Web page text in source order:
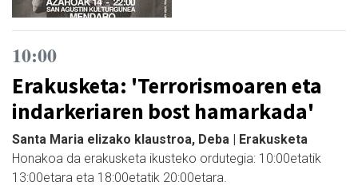
10:00
Erakusketa: 'Terrorismoaren eta
indarkeriaren bost hamarkada'
Santa Maria elizako klaustroa, Deba | Erakusketa
Honakoa da erakusketa ikusteko ordutegia: 10:00etatik
13:00etara eta 18:00etatik 20:00etara.